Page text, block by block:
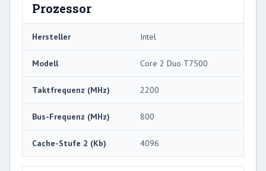
Prozessor
Hersteller Intel
Modell Core 2 Duo T7500
Taktfrequenz (MHz) 2200
Bus-Frequenz (MHz) 800
Cache-Stufe 2 (Kb) 4096